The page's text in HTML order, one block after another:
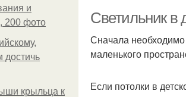
и
200 фото
достичь
крыльца к
Светильник в
Сначала
маленького
Если потолки в